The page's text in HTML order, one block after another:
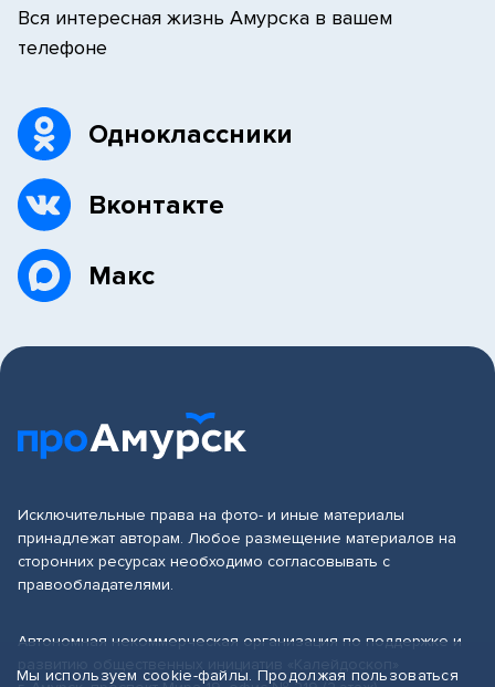
Вся интересная жизнь Амурска в вашем
телефоне
Одноклассники
Вконтакте
Макс
Исключительные права на фото- и иные материалы
принадлежат авторам. Любое размещение материалов на
сторонних ресурсах необходимо согласовывать с
правообладателями.
Автономная некоммерческая организация по поддержке и
Мы используем cookie-файлы. Продолжая пользоваться